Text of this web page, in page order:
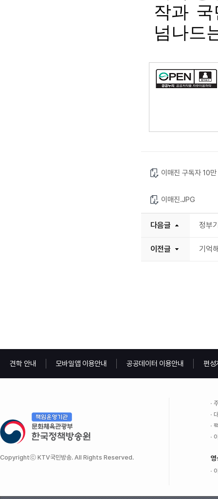
작과
넘나드
이매진 구독자 10
이매진.JPG
다음글 정부
이전글 기억
견학 안내 모바일앱 이용안내 공공데이터 이용안내 편성
Copyrightⓒ KTV국민방송. All Rights Reserved. 영